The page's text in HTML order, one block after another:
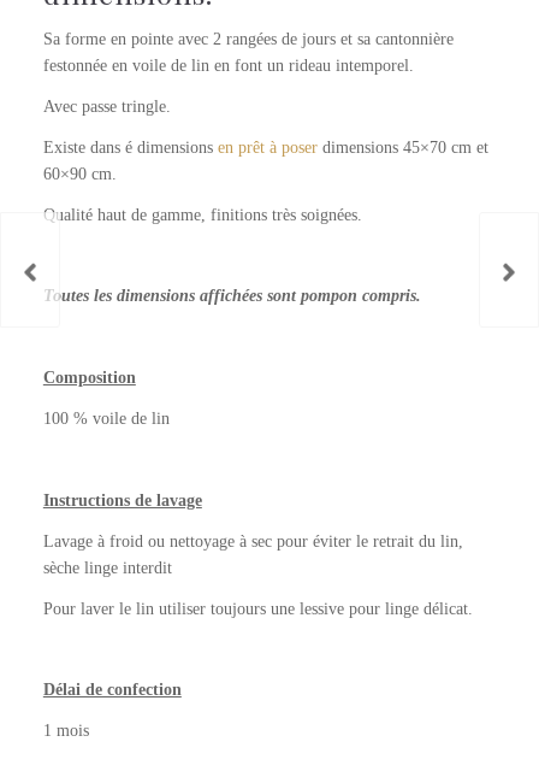
Sa forme en pointe avec 2 rangées de jours et sa cantonnière
festonnée en voile de lin en font un rideau intemporel.
Avec passe tringle.
Existe dans é dimensions en prêt à poserdimensions 45×70 cm et
60×90 cm.
Qualité haut de gamme, finitions très soignées.
Toutes les dimensions affichées sont pompon compris.
Composition
100 % voile de lin
Instructions de lavage
Lavage à froid ou nettoyage à sec pour éviter le retrait du lin,
sèche linge interdit
Pour laver le lin utiliser toujours une lessive pour linge délicat.
Délai de confection
1 mois